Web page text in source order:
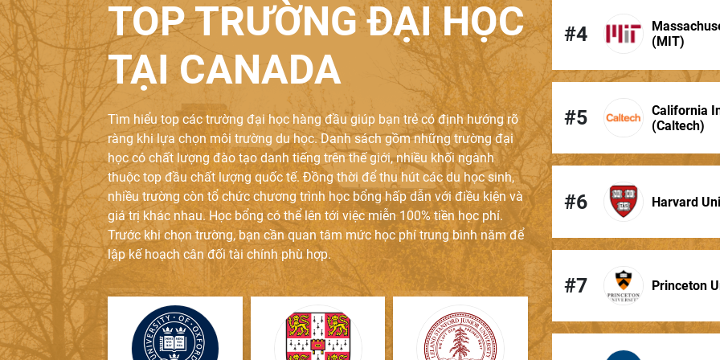
Chứng minh trình độ tiếng Anh
Canada cũng giống như các quốc gia khác, các trường học THPT đều có chương trình dạy tiếng Anh đầu vào
7 Sơ yếu lý lịch có xác nhận chính quyền địa phương
8 Lý lịch tư pháp số 2
9 Chứng thực chữ ký nếu đương đơn dưới 18 tuổi
10 Cam kết bảo lãnh tài chính có chứng thực chữ ký
11 CMND của người bảo lãnh tài chính
12 GTE letter (giống SOP)
Cho gia đình làm công ăn lương
1 Sổ tiết kiệm/ xác nhận số dư tài khoản Bản gốc
TOP TRƯỜNG ĐẠI HỌC
TẠI CANADA
Tìm hiểu top các trường đại học hàng đầu giúp bạn trẻ có định hướng rõ
ràng khi lựa chọn môi trường du học. Danh sách gồm những trường đại
học có chất lượng đào tạo danh tiếng trên thế giới, nhiều khối ngành
thuộc top đầu chất lượng quốc tế. Đồng thời để thu hút các du học sinh,
nhiều trường còn tổ chức chương trình học bổng hấp dẫn với điều kiện và
giá trị khác nhau. Học bổng có thể lên tới việc miễn 100% tiền học phí.
Trước khi chọn trường, bạn cần quan tâm mức học phí trung bình năm để
lập kế hoạch cân đối tài chính phù hợp.
#4
(MIT)
#5
California
(Caltech)
#6 Harvard
#7 Princeton